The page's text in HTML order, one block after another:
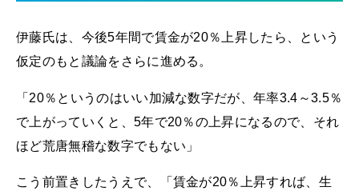
伊藤氏は、今後5年間で賃金が20％上昇したら、という
仮定のもと議論をさらに進める。
「20％というのはいい加減な数字だが、年率3.4～3.5％
で上がっていくと、5年で20％の上昇になるので、それ
ほど荒唐無稽な数字でもない」
こう前置きしたうえで、「賃金が20％上昇すれば、生